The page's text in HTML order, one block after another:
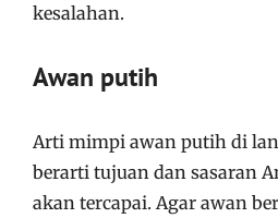
kesalahan.
Awan putih
Arti mimpi awan putih di
berarti tujuan dan sasaran
akan tercapai. Agar awan